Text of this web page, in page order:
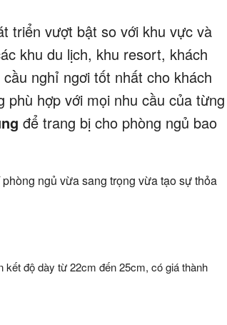
triển vượt bật so với khu vực và
khu du lịch, khu resort, khách
nghỉ ngơi tốt nhất cho khách
hợp với mọi nhu cầu của từng
để trang bị cho phòng ngủ bao
ngủ vừa sang trọng vừa tạo sự thỏa
độ dày từ 22cm đến 25cm, có giá thành